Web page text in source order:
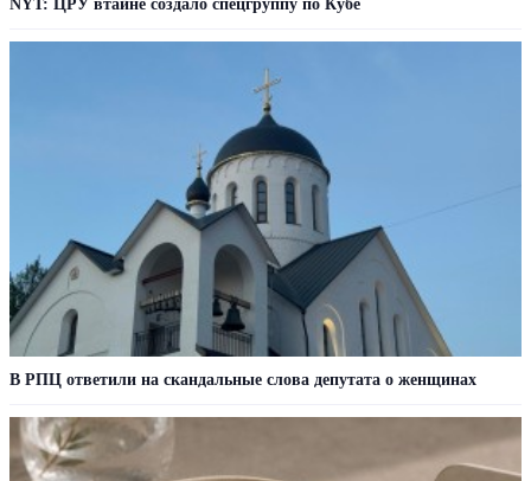
NYT: ЦРУ втайне создало спецгруппу по Кубе
В РПЦ ответили на скандальные слова депутата о женщинах